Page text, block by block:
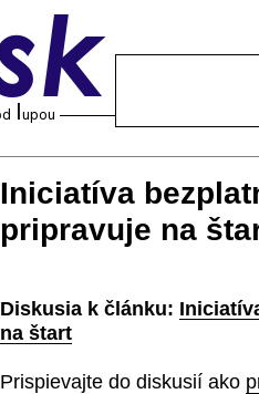
Iniciatíva
pripravuje na
Diskusia k článku:
na štart
Prispievajte do diskusií ako